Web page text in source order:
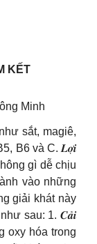
KẾT
Minh
sắt, magiê,
B6 và C. 𝑳𝒐̛̣𝒊
gì dễ chịu
vào những
giải khát này
sau: 1. 𝑪𝒂̉𝒊
oxy hóa trong